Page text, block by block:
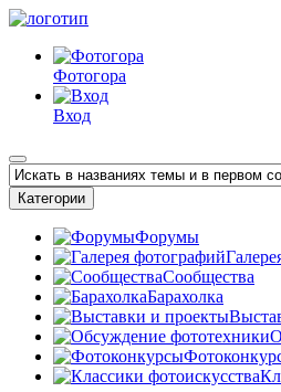
Фотогора
Вход
Категории
Форумы
Сообщества
Барахолка